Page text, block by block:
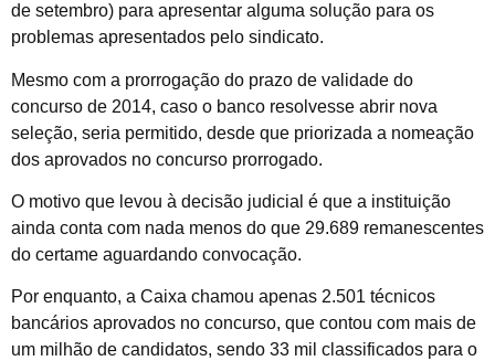
de setembro) para apresentar alguma solução para os
problemas apresentados pelo sindicato.
Mesmo com a prorrogação do prazo de validade do
concurso de 2014, caso o banco resolvesse abrir nova
seleção, seria permitido, desde que priorizada a nomeação
dos aprovados no concurso prorrogado.
O motivo que levou à decisão judicial é que a instituição
ainda conta com nada menos do que 29.689 remanescentes
do certame aguardando convocação.
Por enquanto, a Caixa chamou apenas 2.501 técnicos
bancários aprovados no concurso, que contou com mais de
um milhão de candidatos, sendo 33 mil classificados para o